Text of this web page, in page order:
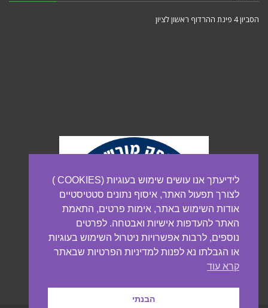
הסביון 4 פינת ההרדוף ראשון לציון
לידיעתך אנו עושים שימוש בעוגיות (COOKIES )
לצורך תפעול האתר, איסוף נתונים סטטיסטיים
אודות השימוש באתר, אימות פרטים, התאמת
האתר להעדפות אישיות ואבטחה. לפרטים
נוספים, לרבות אפשרויות ניטרול השימוש בעוגיות
או הגבלתו נא לפנות למדיניות הפרטיות שבאתר
קרא עוד
הבנתי